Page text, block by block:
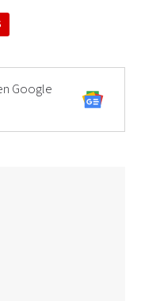
Google